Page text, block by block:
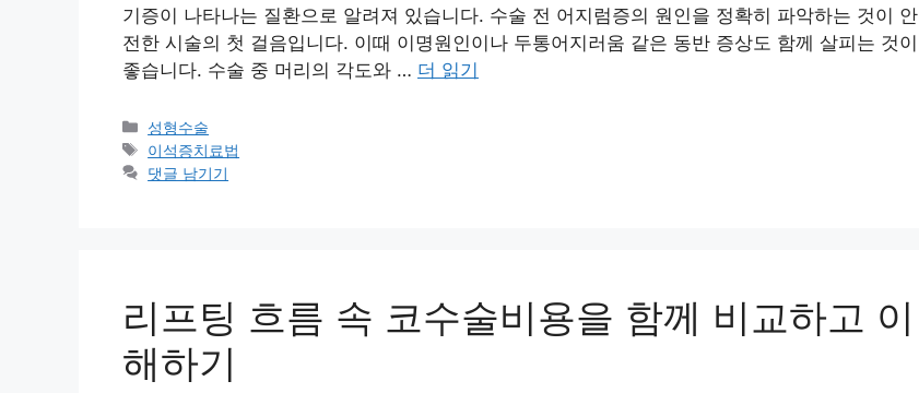
기증이 나타나는 질환으로 알려져 있습니다. 수술 전 어지럼증의 원인을 정확히 파악하는 것이 안
전한 시술의 첫 걸음입니다. 이때 이명원인이나 두통어지러움 같은 동반 증상도 함께 살피는 것이
좋습니다. 수술 중 머리의 각도와 … 더 읽기
카
테
고
성형수술
태
그
이석증치료법
댓글 남기기
리프팅 흐름 속 코수술비용을 함께 비교하고 이
해하기